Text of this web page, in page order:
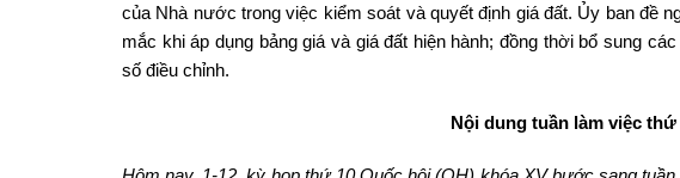
của Nhà nước trong việc kiểm soát và quyết định giá đất. Ủy ban đề
mắc khi áp dụng bảng giá và giá đất hiện hành; đồng thời bổ sung
số điều chỉnh.
Nội dung tuần làm việc